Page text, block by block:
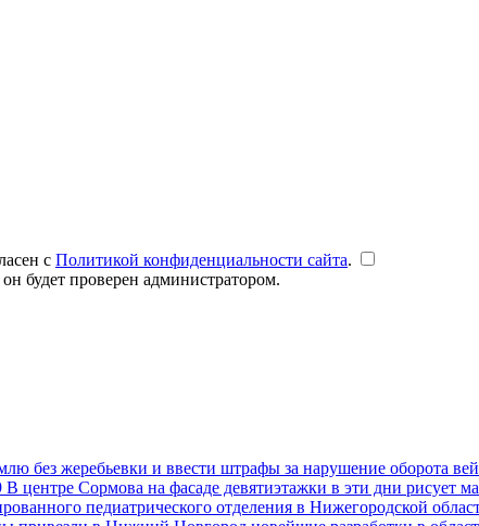
с Политикой конфиденциальности сайта.
будет проверен администратором.
без жеребьевки и ввести штрафы за нарушение оборота
В центре Сормова на фасаде девятиэтажки в эти дни рисует
педиатрического отделения в Нижегородской